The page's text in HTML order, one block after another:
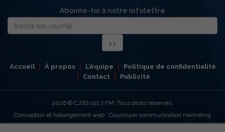
Abonne-toi à notre infolettre
Accueil À propos L’équipe
Politique de confidentialité
Contact
Publicité
2026 © CJSO 101,7 FM. Tous droits réservés.
Conception et hébergement web : Cournoyer communication marketing